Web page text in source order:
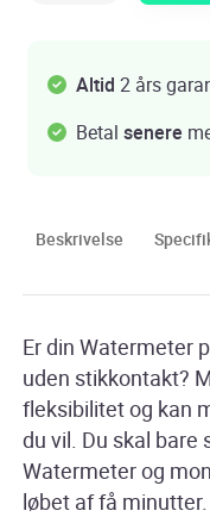
Altid 2 års
Betalsenere
Beskrivelse
Er din Watermeter
uden stikkontakt?
fleksibilitet og kan
du vil. Du skal
Watermeter og
løbet af få